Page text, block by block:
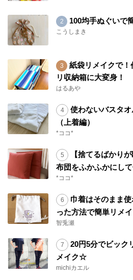
100均手ぬぐいで
こうしまき
紙袋リメイクで！
リ収納箱に大変身！
はるあや
使わないバスタ
（上着編）
*ココ*
【捨てるばかり
布団をふかふかにして
*ココ*
巾着はそのまま
った方法で簡単リメ
智兎瀬
20円5分でビック
メイク☆
michiカエル